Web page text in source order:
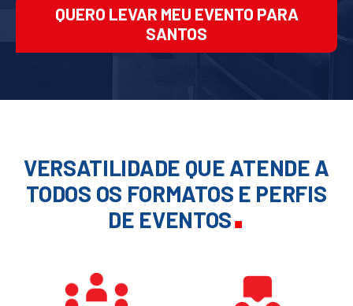
QUERO LEVAR MEU EVENTO PARA
SANTOS
VERSATILIDADE QUE ATENDE A
TODOS OS FORMATOS E PERFIS
DE EVENTOS.